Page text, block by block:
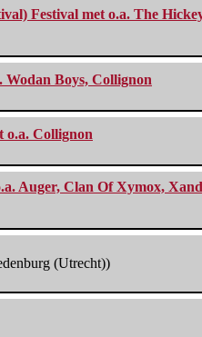
Festival met o.a. The
Wodan Boys, Collignon
o.a. Collignon
Auger, Clan Of Xymox,
(Utrecht))